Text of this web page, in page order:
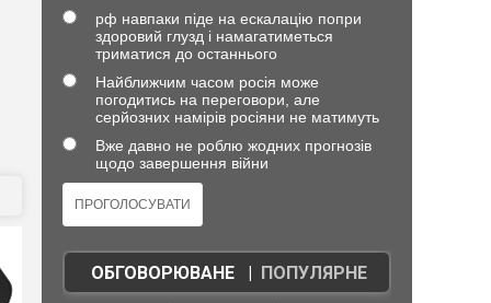
рф навпаки піде на ескалацію попри
здоровий глузд і намагатиметься
триматися до останнього
Найближчим часом росія може
погодитись на переговори, але
серйозних намірів росіяни не матимуть
Вже давно не роблю жодних прогнозів
щодо завершення війни
ОБГОВОРЮВАНЕ| ПОПУЛЯРНЕ